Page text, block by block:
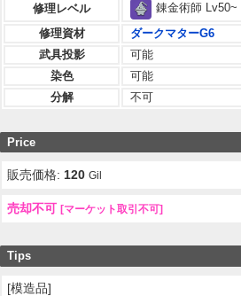
修理レベル
錬金術師 Lv50~
修理資材
ダークマターG6
武具投影
可能
染色
可能
分解
不可
Price
販売価格: 120 Gil
売却不可 [マーケット取引不可]
Tips
[模造品]